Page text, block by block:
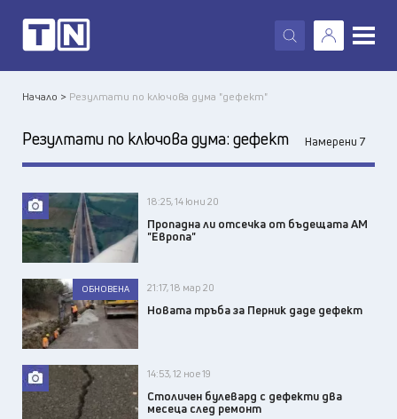
X
Начало > Резултати по ключова дума "дефект"
Резултати по ключова дума: дефект Намерени 7
18:25, 14 юни 20
Пропадна ли отсечка от бъдещата АМ
"Европа"
ОБНОВЕНА 21:17, 18 мар 20
Новата тръба за Перник даде дефект
14:53, 12 ное 19
Столичен булевард с дефекти два
месеца след ремонт